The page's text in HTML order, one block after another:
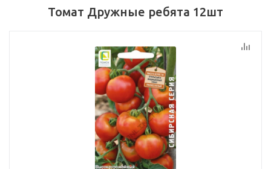
Томат Дружные ребята 12шт